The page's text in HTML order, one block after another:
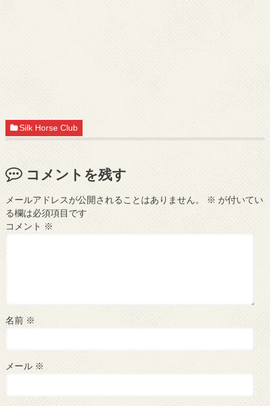
Silk Horse Club
コメントを残す
メールアドレスが公開されることはありません。 ※ が付いてい
る欄は必須項目です
コメント ※
名前 ※
メール ※